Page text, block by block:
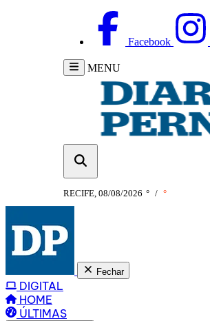
Facebook
MENU
RECIFE, 08/08/2026 ° / °
Fechar
DIGITAL
HOME
ÚLTIMAS